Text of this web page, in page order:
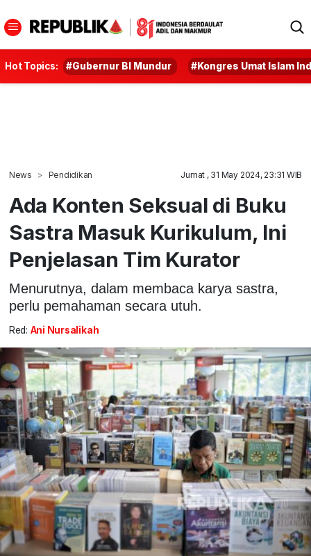
Hot Topics: #Gubernur BI Mundur #Kongres Umat Islam
News Pendidikan Jumat , 31 May 2024, 23:31 WIB
Ada Konten Seksual di Buku
Sastra Masuk Kurikulum, Ini
Penjelasan Tim Kurator
Menurutnya, dalam membaca karya sastra,
perlu pemahaman secara utuh.
Red: Ani Nursalikah